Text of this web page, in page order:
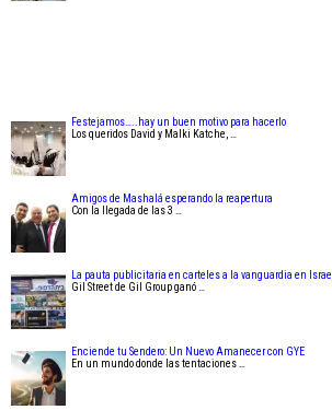
Festejamos…..hay un buen motivo para hacerlo
Los queridos David y Malki Katche, …
Amigos de Mashalá esperando la reapertura
Con la llegada de las 3 …
La pauta publicitaria en carteles a la vanguardia en Israel
Gil Street de Gil Group ganó …
Enciende tu Sendero: Un Nuevo Amanecer con GYE
En un mundo donde las tentaciones …